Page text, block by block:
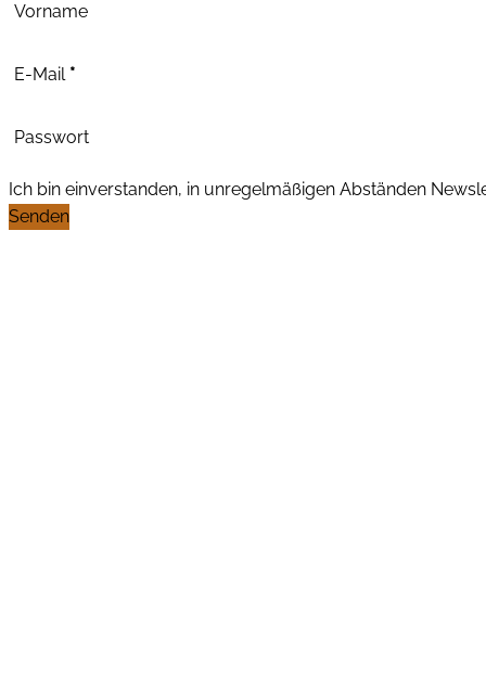
Vorname
E-Mail *
Passwort
Ich bin einverstanden, in unregelmäßigen Abständen
Senden